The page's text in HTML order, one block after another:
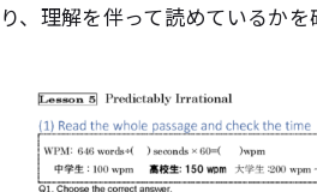
り、理解を伴って読めているかを